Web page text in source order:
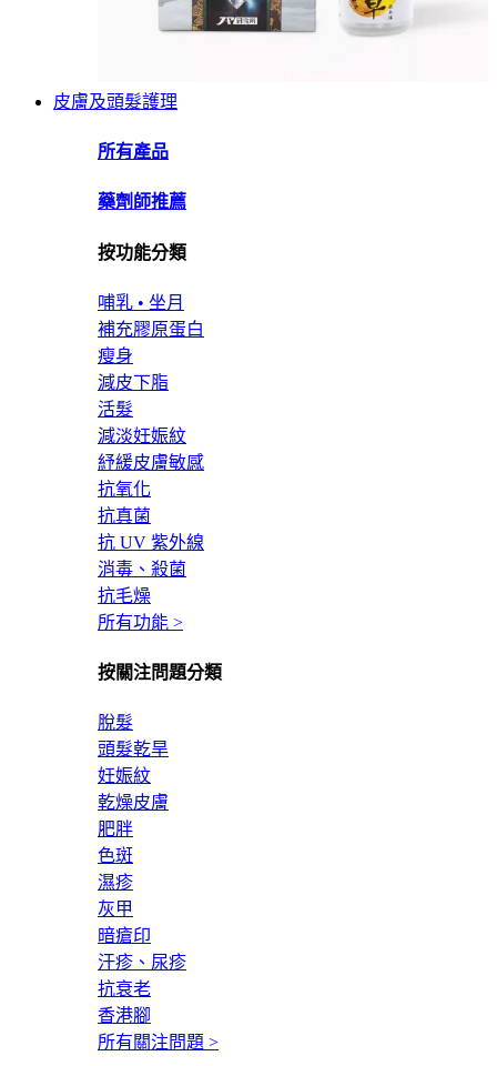
皮膚及頭髮護理
所有產品
藥劑師推薦
按功能分類
哺乳 • 坐月
補充膠原蛋白
瘦身
減皮下脂
活髮
減淡妊娠紋
紓緩皮膚敏感
抗氧化
抗真菌
抗 UV 紫外線
消毒、殺菌
抗毛燥
所有功能 >
按關注問題分類
脫髮
頭髮乾旱
妊娠紋
乾燥皮膚
肥胖
色斑
濕疹
灰甲
暗瘡印
汗疹、尿疹
抗衰老
香港腳
所有關注問題 >